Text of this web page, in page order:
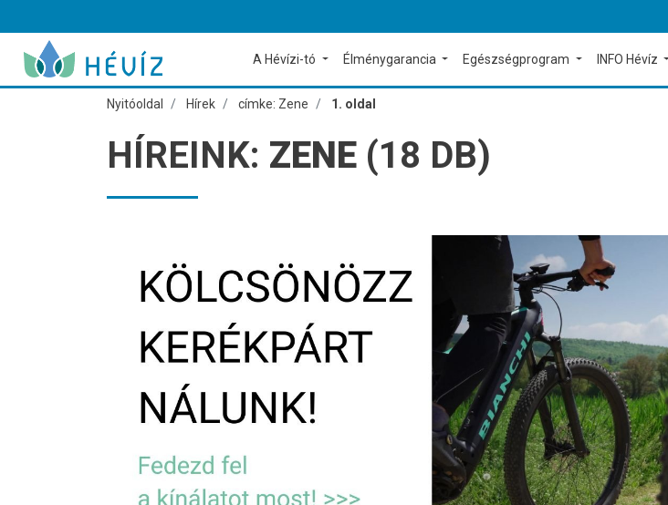
A Hévízi-tó Élménygarancia Egészségprogram INFO Hévíz
Nyitóoldal Hírek címke: Zene 1. oldal
HÍREINK: ZENE (18 DB)